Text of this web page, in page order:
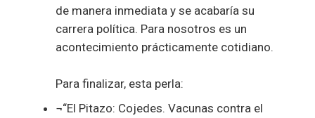
de manera inmediata y se acabaría su
carrera política. Para nosotros es un
acontecimiento prácticamente cotidiano.
Para finalizar, esta perla:
¬“El Pitazo: Cojedes. Vacunas contra el